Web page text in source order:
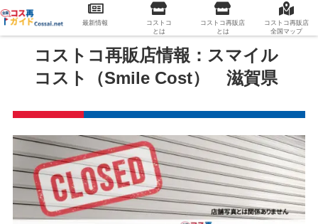
コストコ再販店情報：スマイル
コスト（Smile Cost） 滋賀県
最新情報
コストコ
とは
コストコ再販店
とは
コストコ再販店
全国マップ